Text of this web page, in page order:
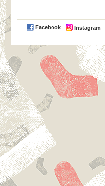
Facebook Instagram